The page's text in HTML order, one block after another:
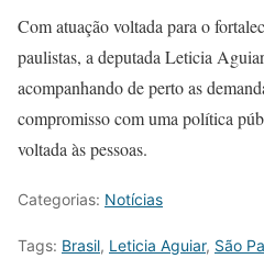
Com atuação voltada para o
paulistas, a deputada Leticia
acompanhando de perto as
compromisso com uma política
voltada às pessoas.
Categorias: Notícias
Tags: Brasil, Leticia Aguiar, São